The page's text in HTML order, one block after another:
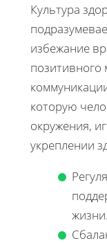
Культура
избежание
которую
окружения,
укреплении
жизни.